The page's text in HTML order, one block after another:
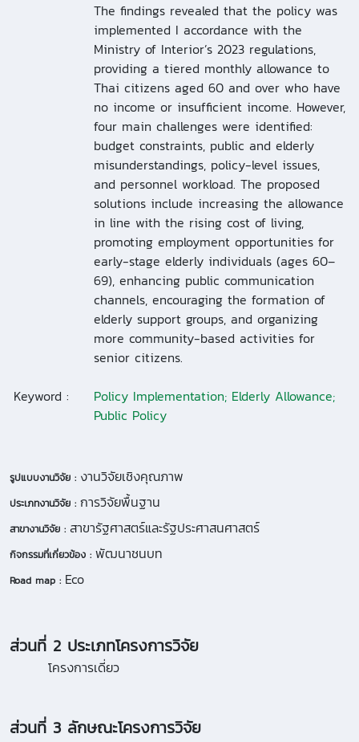
The findings revealed that the policy was
implemented I accordance with the
Ministry of Interior’s 2023 regulations,
providing a tiered monthly allowance to
Thai citizens aged 60 and over who have
no income or insufficient income. However,
four main challenges were identified:
budget constraints, public and elderly
misunderstandings, policy-level issues,
and personnel workload. The proposed
solutions include increasing the allowance
in line with the rising cost of living,
promoting employment opportunities for
early-stage elderly individuals (ages 60–
69), enhancing public communication
channels, encouraging the formation of
elderly support groups, and organizing
more community-based activities for
senior citizens.
Keyword :
Policy Implementation; Elderly Allowance;
Public Policy
รูปแบบงานวิจัย : งานวิจัยเชิงคุณภาพ
ประเภทงานวิจัย : การวิจัยพื้นฐาน
สาขางานวิจัย : สาขารัฐศาสตร์และรัฐประศาสนศาสตร์
กิจกรรมที่เกี่ยวข้อง : พัฒนาชนบท
Road map : Eco
ส่วนที่ 2 ประเภทโครงการวิจัย
โครงการเดี่ยว
ส่วนที่ 3 ลักษณะโครงการวิจัย